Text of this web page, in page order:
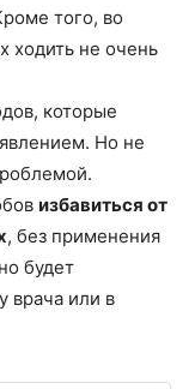
того, во
ходить не очень
которые
Но не
избавиться от
, без применения
будет
врача или в